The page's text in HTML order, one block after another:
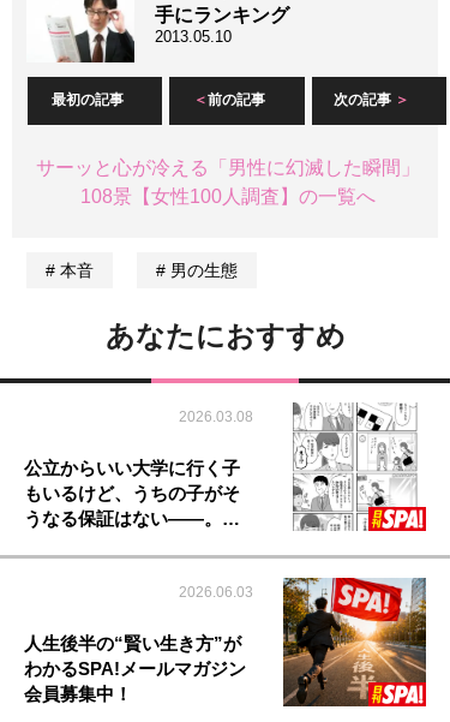
手にランキング
2013.05.10
最初の記事 前の記事 次の記事
サーッと心が冷える「男性に幻滅した瞬間」
108景【女性100人調査】の一覧へ
本音 男の生態
あなたにおすすめ
2026.03.08
公立からいい大学に行く子
もいるけど、うちの子がそ
うなる保証はない――。…
2026.06.03
人生後半の“賢い生き方”が
わかるSPA!メールマガジン
会員募集中！